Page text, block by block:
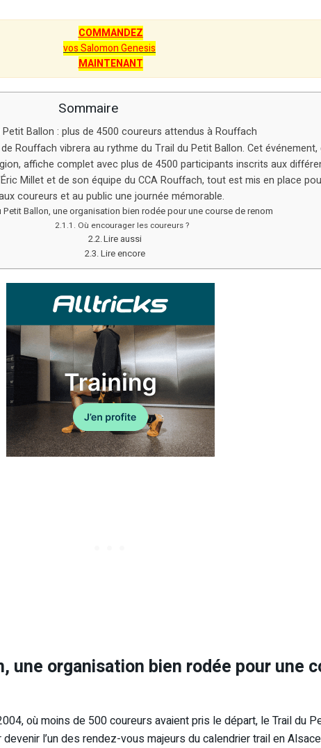
COMMANDEZ
vos Salomon Genesis
MAINTENANT
Sommaire
Petit Ballon : plus de 4500 coureurs attendus à Rouffach
Rouffach vibrera au rythme du Trail du Petit Ballon. Cet événement,
affiche complet avec plus de 4500 participants inscrits aux
Millet et de son équipe du CCA Rouffach, tout est mis en place
coureurs et au public une journée mémorable.
Petit Ballon, une organisation bien rodée pour une course de renom
Où encourager les coureurs ?
Lire aussi
Lire encore
une organisation bien rodée pour une
où moins de 500 coureurs avaient pris le départ, le Trail du
l’un des rendez-vous majeurs du calendrier trail en